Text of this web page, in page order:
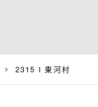
2315 I 東河村